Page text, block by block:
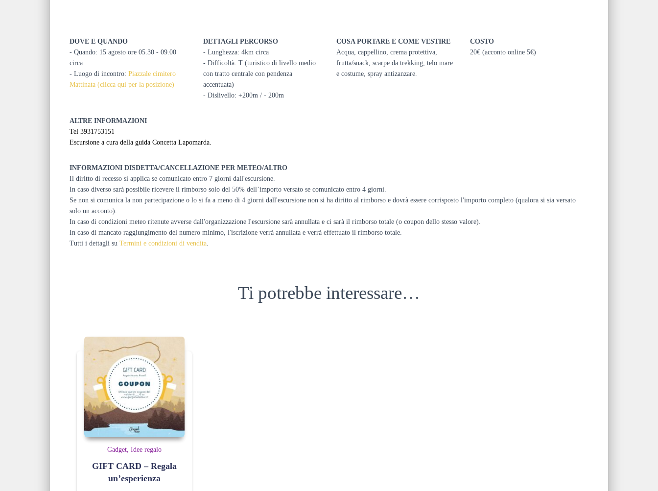
DOVE E QUANDO
- Quando: 15 agosto ore 05.30 - 09.00
circa
- Luogo di incontro: Piazzale cimitero
Mattinata (clicca qui per la posizione)
DETTAGLI PERCORSO
- Lunghezza: 4km circa
- Difficoltà: T (turistico di livello medio
con tratto centrale con pendenza
accentuata)
- Dislivello: +200m / - 200m
COSA PORTARE E COME VESTIRE
Acqua, cappellino, crema protettiva,
frutta/snack, scarpe da trekking, telo mare
e costume, spray antizanzare.
COSTO
20€ (acconto online 5€)
ALTRE INFORMAZIONI
Tel 3931753151
Escursione a cura della guida Concetta Lapomarda.
INFORMAZIONI DISDETTA/CANCELLAZIONE PER METEO/ALTRO
Il diritto di recesso si applica se comunicato entro 7 giorni dall'escursione.
In caso diverso sarà possibile ricevere il rimborso solo del 50% dell’importo versato se comunicato entro 4 giorni.
Se non si comunica la non partecipazione o lo si fa a meno di 4 giorni dall'escursione non si ha diritto al rimborso e dovrà essere corrisposto l'importo completo (qualora si sia versato
solo un acconto).
In caso di condizioni meteo ritenute avverse dall'organizzazione l'escursione sarà annullata e ci sarà il rimborso totale (o coupon dello stesso valore).
In caso di mancato raggiungimento del numero minimo, l'iscrizione verrà annullata e verrà effettuato il rimborso totale.
Tutti i dettagli su Termini e condizioni di vendita.
Ti potrebbe interessare…
Gadget Idee regalo
GIFT CARD – Regala
un’esperienza